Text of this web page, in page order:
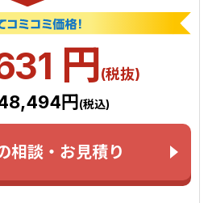
円(税抜)
円 (税込)
相談・お見積り